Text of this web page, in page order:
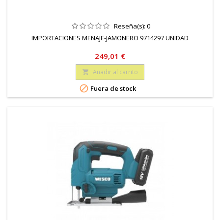
Reseña(s): 0
IMPORTACIONES MENAJE-JAMONERO 9714297 UNIDAD
Precio
249,01 €
 Añadir al carrito
 Fuera de stock